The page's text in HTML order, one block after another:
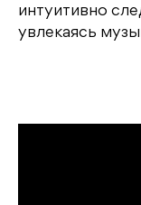
интуитивно
увлекаясь